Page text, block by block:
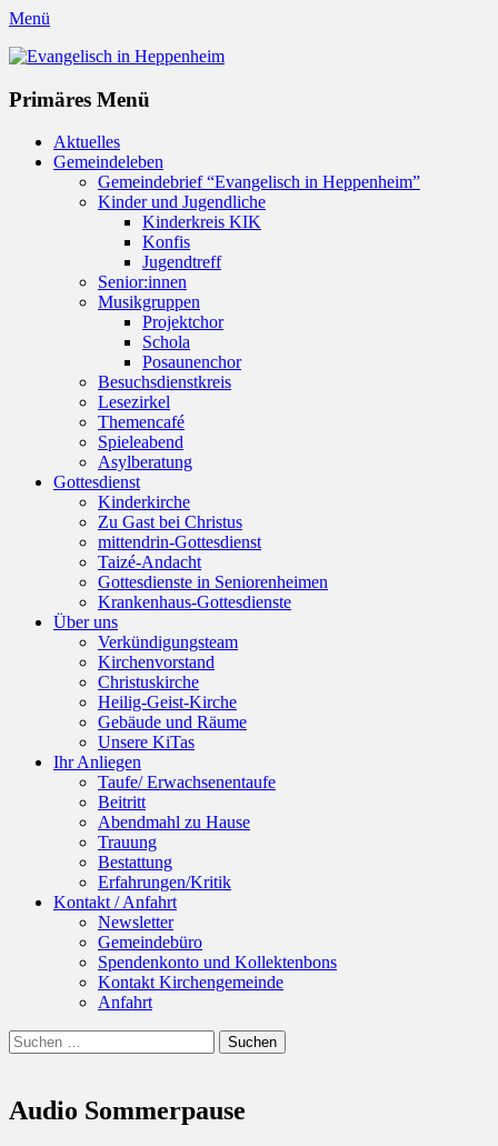
Menü
Evangelisch in Heppenheim
Primäres Menü
Zum
Inhalt
Aktuelles
Gemeindeleben
Gemeindebrief “Evangelisch in Heppenheim”
Kinder und Jugendliche
Kinderkreis KIK
Konfis
Jugendtreff
Senior:innen
Musikgruppen
Projektchor
Schola
Posaunenchor
Besuchsdienstkreis
Lesezirkel
Themencafé
Spieleabend
Asylberatung
Gottesdienst
Kinderkirche
Zu Gast bei Christus
mittendrin-Gottesdienst
Taizé-Andacht
Gottesdienste in Seniorenheimen
Krankenhaus-Gottesdienste
Über uns
Verkündigungsteam
Kirchenvorstand
Christuskirche
Heilig-Geist-Kirche
Gebäude und Räume
Unsere KiTas
Ihr Anliegen
Taufe/ Erwachsenentaufe
Beitritt
Abendmahl zu Hause
Trauung
Bestattung
Erfahrungen/Kritik
Kontakt / Anfahrt
Newsletter
Gemeindebüro
Spendenkonto und Kollektenbons
Kontakt Kirchengemeinde
Anfahrt
Suchen
Suchen
nach:
Audio Sommerpause